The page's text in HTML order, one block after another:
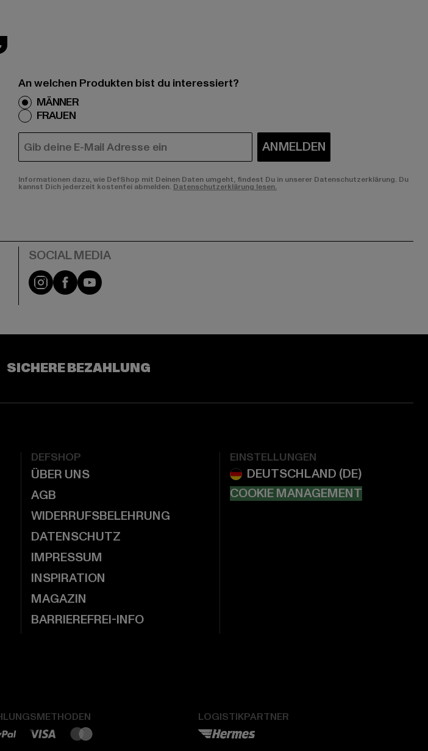
An welchen Produkten bist du interessiert?
MÄNNER
FRAUEN
E-MAIL ANMELDEN
Informationen dazu, wie DefShop mit Deinen Daten umgeht, findest Du in unserer Datenschutzerklärung. Du
kannst Dich jederzeit kostenfei abmelden. Datenschutzerklärung lesen.
Instagram
FacebookYouTube
SICHERE BEZAHLUNG
DEFSHOP
ÜBER UNS
AGB
WIDERRUFSBELEHRUNG
DATENSCHUTZ
IMPRESSUM
INSPIRATION
MAGAZIN
BARRIEREFREI-INFO
EINSTELLUNGEN
COOKIE MANAGEMENT
LOGISTIKPARTNER